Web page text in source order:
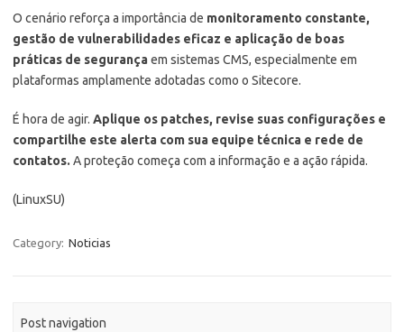
O cenário reforça a importância de monitoramento constante,
gestão de vulnerabilidades eficaz e aplicação de boas
práticas de segurançaem sistemas CMS, especialmente em
plataformas amplamente adotadas como o Sitecore.
É hora de agir. Aplique os patches, revise suas configurações e
compartilhe este alerta com sua equipe técnica e rede de
contatos. A proteção começa com a informação e a ação rápida.
(LinuxSU)
Category: Noticias
Post navigation